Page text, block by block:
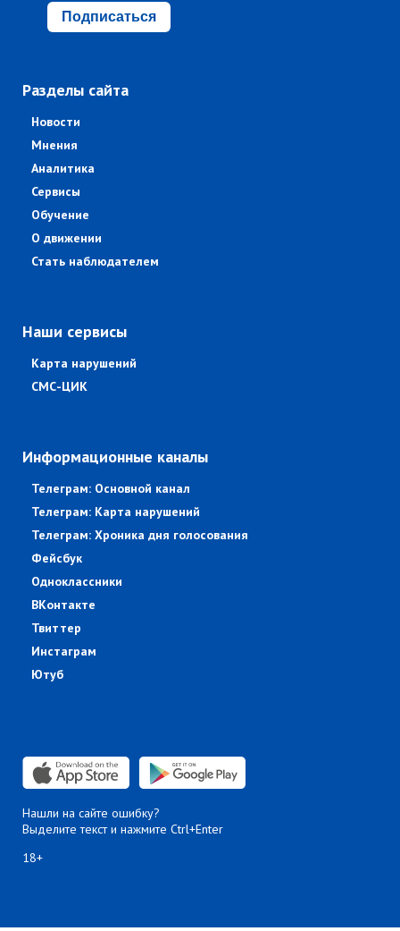
Подписаться
Разделы сайта
Новости
Мнения
Аналитика
Сервисы
Обучение
О движении
Стать наблюдателем
Наши сервисы
Карта нарушений
СМС-ЦИК
Информационные каналы
Телеграм: Основной канал
Телеграм: Карта нарушений
Телеграм: Хроника дня голосования
Фейсбук
Одноклассники
ВКонтакте
Твиттер
Инстаграм
Ютуб
Нашли на сайте ошибку?
Выделите текст и нажмите Ctrl+Enter
18+